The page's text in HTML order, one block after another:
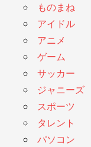
ものまね
アイドル
アニメ
ゲーム
サッカー
ジャニーズ
スポーツ
タレント
パソコン